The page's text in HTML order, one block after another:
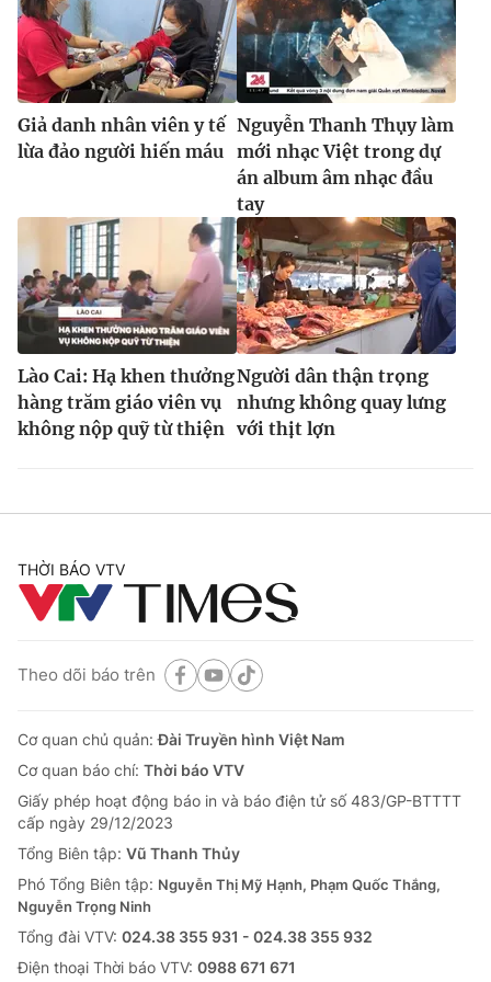
Ðiện thoại Thời báo VTV:
024.66 897 897
Email:toasoan@vtv.vn
Liên hệ quảng cáo:024-7300.7108
® Cấm sao chép dưới mọi hình thức nếu không có sự chấp
thuận bằng văn bản. Ghi rõ nguồn VTV.vn khi phát hành lại
thông tin từ website này.
Giả danh nhân viên y tế
lừa đảo người hiến máu
Nguyễn Thanh Thụy làm
mới nhạc Việt trong dự
án album âm nhạc đầu
tay
Lào Cai: Hạ khen thưởng
hàng trăm giáo viên vụ
không nộp quỹ từ thiện
Người dân thận trọng
nhưng không quay lưng
với thịt lợn
THỜI BÁO VTV
Theo dõi báo trên
Cơ quan chủ quản:Đài Truyền hình Việt Nam
Cơ quan báo chí: Thời báo VTV
Giấy phép hoạt động báo in và báo điện tử số 483/GP-BTTTT
cấp ngày 29/12/2023
Tổng Biên tập: Vũ Thanh Thủy
Phó Tổng Biên tập: Nguyễn Thị Mỹ Hạnh, Phạm Quốc Thắng,
Nguyễn Trọng Ninh
Tổng đài VTV: 024.38 355 931 - 024.38 355 932
Ðiện thoại Thời báo VTV: 0988 671 671